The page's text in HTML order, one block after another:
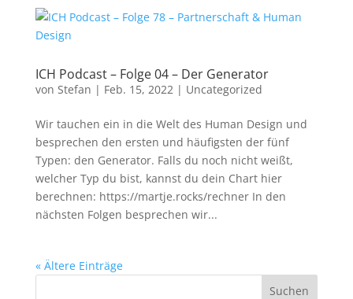
ICH Podcast – Folge 04 – Der Generator
von Stefan | Feb. 15, 2022| Uncategorized
Wir tauchen ein in die Welt des Human Design und
besprechen den ersten und häufigsten der fünf
Typen: den Generator. Falls du noch nicht weißt,
welcher Typ du bist, kannst du dein Chart hier
berechnen: https://martje.rocks/rechner In den
nächsten Folgen besprechen wir...
« Ältere Einträge